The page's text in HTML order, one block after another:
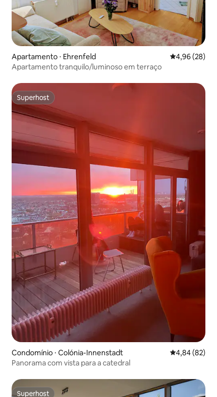
Apartamento ⋅ Ehrenfeld 4,96 de uma
4,96 (28)
Apartamento tranquilo/luminoso em terraço
Superhost
Superhost
Condomínio ⋅ Colónia-Innenstadt 4,84 de uma
4,84 (82)
Panorama com vista para a catedral
Superhost